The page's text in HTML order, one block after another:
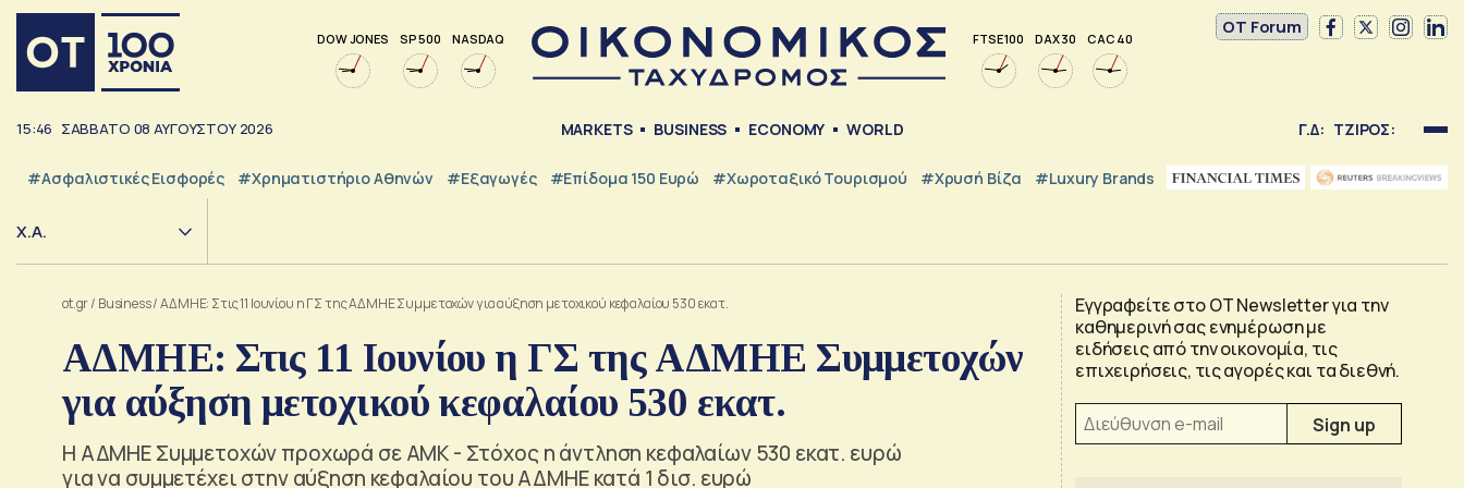
DOW JONES SP 500 NASDAQ FTSE 100 DAX 30 CAC 40
OT Forum
15:46 ΣΑΒΒΑΤΟ 08 ΑΥΓΟΥΣΤΟΥ 2026 MARKETS BUSINESS ECONOMY WORLD Γ.Δ: ΤΖΙΡΟΣ:
#Ασφαλιστικές Εισφορές #Χρηματιστήριο Αθηνών #εξαγωγές #Επίδομα 150 Ευρώ #Χωροταξικό Τουρισμού #Χρυσή Βίζα #luxury Brands
Χ.Α.
ot.gr/ Business/ΑΔΜΗΕ: Στις 11 Ιουνίου η ΓΣ της ΑΔΜΗΕ Συμμετοχών για αύξηση μετοχικού κεφαλαίου 530 εκατ.
ΑΔΜΗΕ: Στις 11 Ιουνίου η ΓΣ της ΑΔΜΗΕ Συμμετοχών
για αύξηση μετοχικού κεφαλαίου 530 εκατ.
Η ΑΔΜΗΕ Συμμετοχών προχωρά σε ΑΜΚ - Στόχος η άντληση κεφαλαίων 530 εκατ. ευρώ
για να συμμετέχει στην αύξηση κεφαλαίου του ΑΔΜΗΕ κατά 1 δισ. ευρώ
Εγγραφείτε στο OT Newsletter για την
καθημερινή σας ενημέρωση με
ειδήσεις από την οικονομία, τις
επιχειρήσεις, τις αγορές και τα διεθνή.